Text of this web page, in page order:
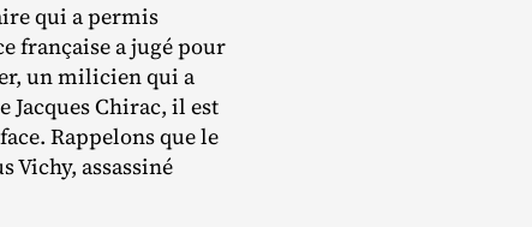
qui a permis
française a jugé pour
un milicien qui a
Jacques Chirac, il est
Rappelons que le
Vichy, assassiné